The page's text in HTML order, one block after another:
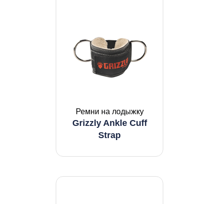
Ремни на лодыжку
Grizzly Ankle Cuff
Strap